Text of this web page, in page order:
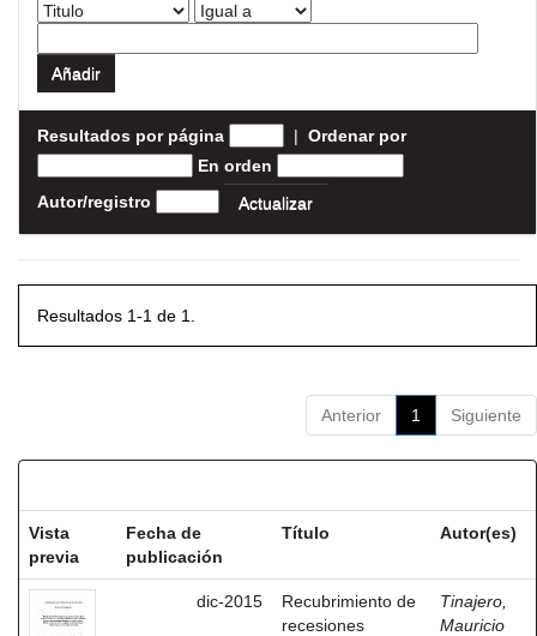
Resultados por página | Ordenar por
En orden
Autor/registro
Resultados 1-1 de 1.
Anterior 1 Siguiente
Vista
previa
Fecha de
publicación
Título Autor(es)
dic-2015
Recubrimiento de
recesiones
Tinajero,
Mauricio